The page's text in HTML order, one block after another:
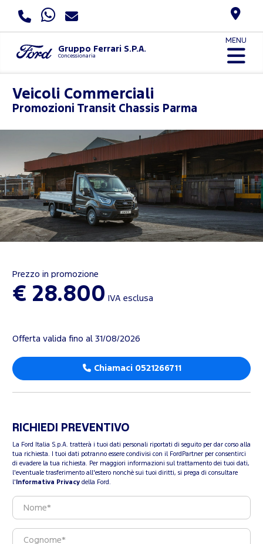
Gruppo Ferrari S.P.A.
Concessionaria
MENU
Veicoli Commerciali
Promozioni Transit Chassis Parma
Prezzo in promozione
€ 28.800 IVA esclusa
Offerta valida fino al 31/08/2026
Chiamaci 0521266711
RICHIEDI PREVENTIVO
La Ford Italia S.p.A. tratterà i tuoi dati personali riportati di seguito per dar corso alla
tua richiesta. I tuoi dati potranno essere condivisi con il FordPartner per consentirci
di evadere la tua richiesta. Per maggiori informazioni sul trattamento dei tuoi dati,
l'eventuale trasferimento all'estero nonchè sui tuoi diritti, si prega di consultare
l' Informativa Privacy della Ford.